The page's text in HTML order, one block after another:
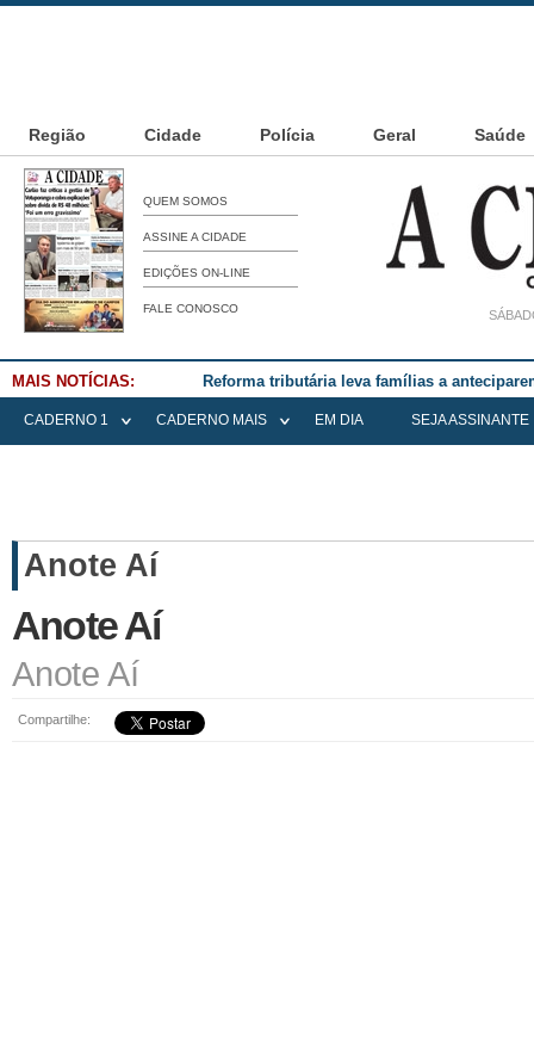
Região Cidade Polícia Geral Saúde
QUEM SOMOS
ASSINE A CIDADE
EDIÇÕES ON-LINE
FALE CONOSCO
MAIS NOTÍCIAS: Falece Elena Menoia Cesarin
CADERNO 1 CADERNO MAIS EM DIA SEJA ASSINANTE
Anote Aí
Anote Aí
Anote Aí
Compartilhe: